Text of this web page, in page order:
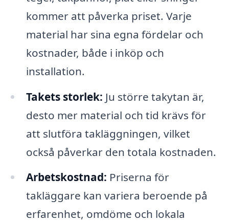
kommer att påverka priset. Varje
material har sina egna fördelar och
kostnader, både i inköp och
installation.
Takets storlek: Ju större takytan är,
desto mer material och tid krävs för
att slutföra takläggningen, vilket
också påverkar den totala kostnaden.
Arbetskostnad: Priserna för
takläggare kan variera beroende på
erfarenhet, omdöme och lokala